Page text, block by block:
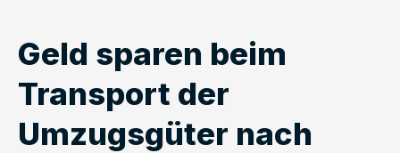
Geld sparen beim
Transport der
Umzugsgüter nach